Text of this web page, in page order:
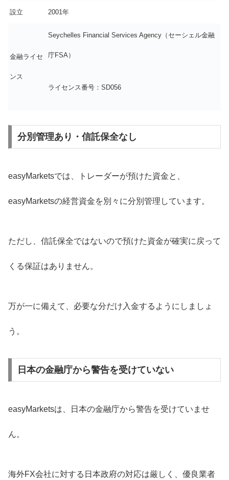
設立 2001年
金融ライセ
ンス
Seychelles Financial Services Agency（セーシェル金融
庁FSA）
ライセンス番号：SD056
分別管理あり・信託保全なし
easyMarketsでは、トレーダーが預けた資金と、
easyMarketsの経営資金を別々に分別管理しています。
ただし、信託保全ではないので預けた資金が確実に戻って
くる保証はありません。
万が一に備えて、必要な分だけ入金するようにしましょ
う。
日本の金融庁から警告を受けていない
easyMarketsは、日本の金融庁から警告を受けていませ
ん。
海外FX会社に対する日本政府の対応は厳しく、優良業者